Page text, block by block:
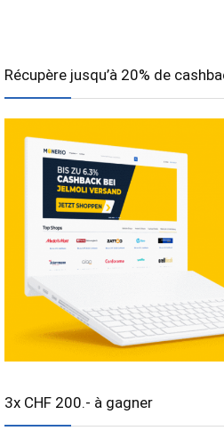
Récupère jusqu’à 20% de
3x CHF 200.- à gagner